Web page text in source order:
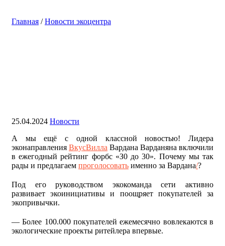
Главная / Новости экоцентра
25.04.2024 Новости
А мы ещё с одной классной новостью! Лидера
эконаправления ВкусВилла Вардана Варданяна включили
в ежегодный рейтинг форбс «З0 до 30». Почему мы так
рады и предлагаем проголосовать именно за Вардана/?
Под его руководством экокоманда сети активно
развивает экоинициативы и поощряет покупателей за
экопривычки.
— Более 100.000 покупателей ежемесячно вовлекаются в
экологические проекты ритейлера впервые.